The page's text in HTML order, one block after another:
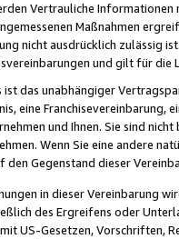
Vertrauliche
Maßnahmen
nicht ausdrücklich zulässig
und gilt für die
ist das unabhängiger
eine Franchisevereinbarung,
und Ihnen. Sie sind
Wenn Sie eine andere
den Gegenstand dieser
in dieser Vereinbarung
des Ergreifens oder
US-Gesetzen, Vorschriften,